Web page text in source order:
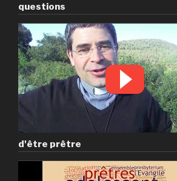
questions
d'être prêtre